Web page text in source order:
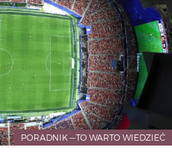
PORADNIK —TO WARTO WIEDZIEĆ